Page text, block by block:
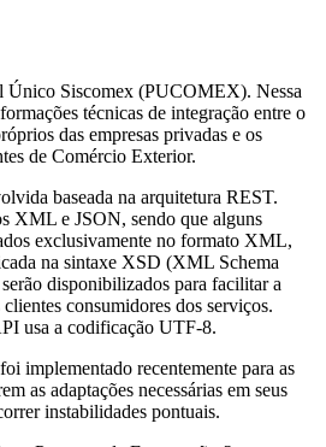
Único Siscomex (PUCOMEX). Nessa
técnicas de integração entre o
das empresas privadas e os
de Comércio Exterior.
baseada na arquitetura REST.
XML e JSON, sendo que alguns
exclusivamente no formato XML,
na sintaxe XSD (XML Schema
disponibilizados para facilitar a
consumidores dos serviços.
usa a codificação UTF-8.
implementado recentemente para as
as adaptações necessárias em seus
instabilidades pontuais.